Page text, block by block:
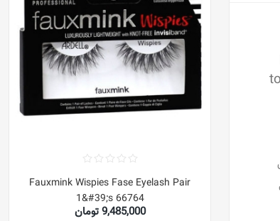
Fauxmink Wispies Fase Eyelash Pair
1&#39;s 66764
9,485,000 تومان